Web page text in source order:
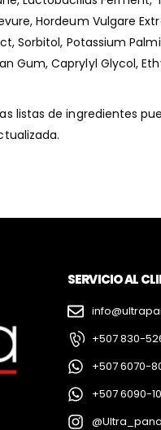
Hordeum Vulgare
Sorbitol, Potassium
Gum, Caprylyl Glycol,
listas de ingredientes
SERVICIO AL
+507 830-
+507 6070-
+507 6090-